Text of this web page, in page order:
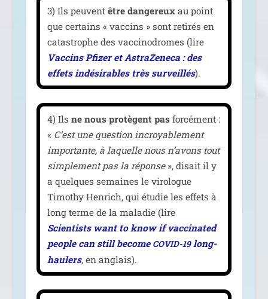
3) Ils peuvent être dan­ge­reuxau point
que cer­tains « vac­cins » sont reti­rés en
catas­trophe des vac­ci­no­dromes (lire
Vaccins Pfizer et AstraZeneca : des
effets indé­si­rables très sur­veillés).
4) Ils ne nous pro­tègent pasfor­cé­ment :
« C’est une ques­tion incroya­ble­ment
impor­tante, à laquelle nous n’avons tout
sim­ple­ment pas la réponse», disait il y
a quelques semaines le viro­logue
Timothy Henrich, qui étu­die les effets à
long terme de la mala­die (lire
Scientists want to know if vac­ci­na­ted
people can still become COVID-19long-
hau­lers, en anglais).